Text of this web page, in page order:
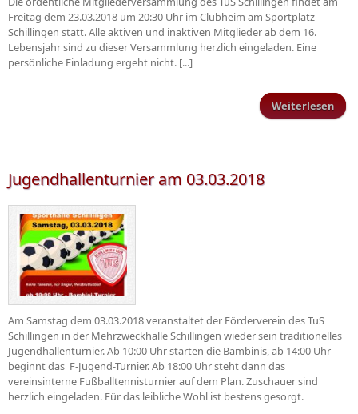
Freitag dem 23.03.2018 um 20:30 Uhr im Clubheim am Sportplatz
Schillingen statt. Alle aktiven und inaktiven Mitglieder ab dem 16.
Lebensjahr sind zu dieser Versammlung herzlich eingeladen. Eine
persönliche Einladung ergeht nicht. [...]
Weiterlesen
Jugendhallenturnier am 03.03.2018
Am Samstag dem 03.03.2018 veranstaltet der Förderverein des TuS
Schillingen in der Mehrzweckhalle Schillingen wieder sein traditionelles
Jugendhallenturnier. Ab 10:00 Uhr starten die Bambinis, ab 14:00 Uhr
beginnt das F-Jugend-Turnier. Ab 18:00 Uhr steht dann das
vereinsinterne Fußballtennisturnier auf dem Plan. Zuschauer sind
herzlich eingeladen. Für das leibliche Wohl ist bestens gesorgt.